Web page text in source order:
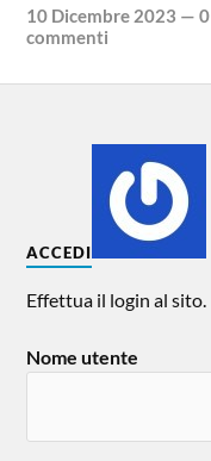
10 Dicembre 2023 —0
commenti
ACCEDI
Effettua il login al sito.
Nome utente